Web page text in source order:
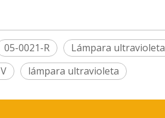
05-0021-R Lámpara ultravioleta
lámpara ultravioleta